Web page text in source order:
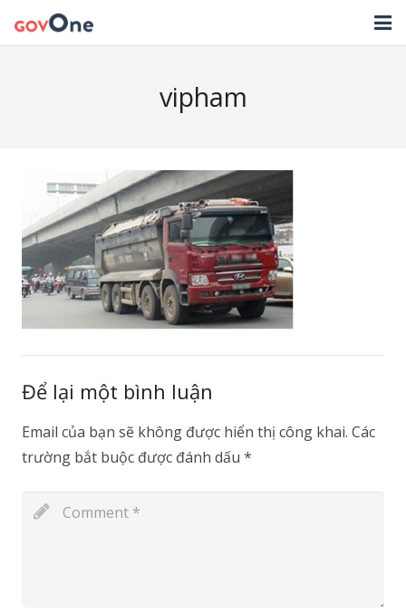
HỖ TRỢ
TẢI ỨNG DỤNG
LIÊN HỆ
NHẬT KÝ CẬP NHẬT PHẦN MỀM
vipham
Để lại một bình luận
Email của bạn sẽ không được hiển thị công khai. Các
trường bắt buộc được đánh dấu *